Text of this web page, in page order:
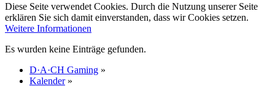
Diese Seite verwendet Cookies. Durch die Nutzung unserer Seite
erklären Sie sich damit einverstanden, dass wir Cookies setzen.
Weitere Informationen
Es wurden keine Einträge gefunden.
D·A·CH Gaming »
Kalender »